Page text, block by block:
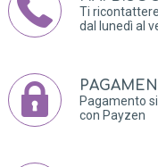
Ti
dal lunedì al
Pagamento
con Payzen